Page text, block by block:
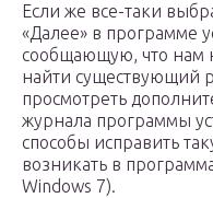
Если же все-таки
«Далее» в программе
сообщающую, что нам
найти существующий
просмотреть
журнала программы
способы исправить
возникать в
Windows 7).